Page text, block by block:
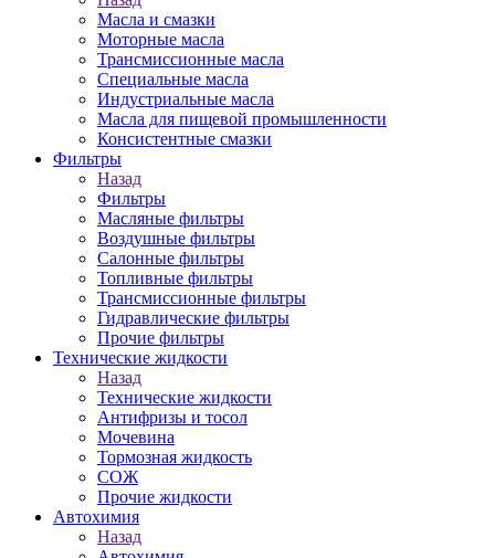
Масла и смазки
Моторные масла
Трансмиссионные масла
Специальные масла
Индустриальные масла
Масла для пищевой промышленности
Консистентные смазки
Фильтры
Назад
Фильтры
Масляные фильтры
Воздушные фильтры
Салонные фильтры
Топливные фильтры
Трансмиссионные фильтры
Гидравлические фильтры
Прочие фильтры
Технические жидкости
Назад
Технические жидкости
Антифризы и тосол
Мочевина
Тормозная жидкость
СОЖ
Прочие жидкости
Автохимия
Назад